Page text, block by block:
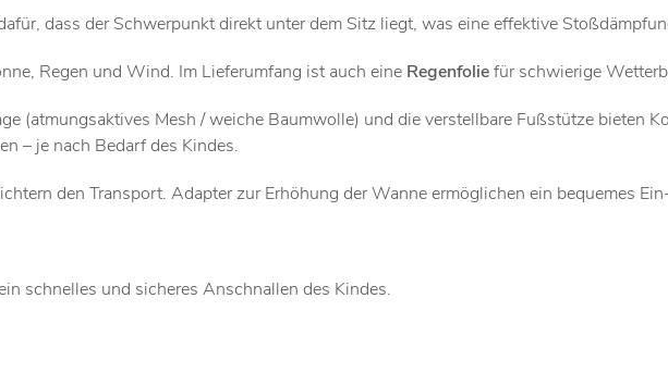
dass der Schwerpunkt direkt unter dem Sitz liegt, was eine effektive
Regen und Wind. Im Lieferumfang ist auch eine Regenfoliefür schwierige
(atmungsaktives Mesh / weiche Baumwolle) und die verstellbare Fußstütze bieten
– je nach Bedarf des Kindes.
den Transport. Adapter zur Erhöhung der Wanne ermöglichen ein bequemes
schnelles und sicheres Anschnallen des Kindes.